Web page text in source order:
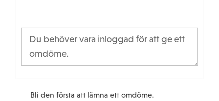
Bli den första att lämna ett omdöme.